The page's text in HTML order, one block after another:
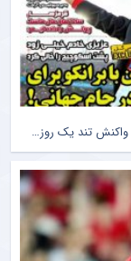
شایعه مذاکره فدراسیون با برانکو ، همچنان خبرساز ؛ واکنش تند یک روزنامه ورزشی علیه تکذیبیه جنجالی